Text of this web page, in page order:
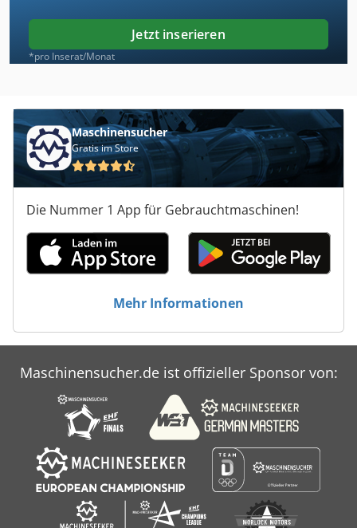
Jetzt inserieren
*pro Inserat/Monat
Maschinensucher
Gratis im Store
Die Nummer 1 App für Gebrauchtmaschinen!
Mehr Informationen
Maschinensucher.de ist offizieller Sponsor von: